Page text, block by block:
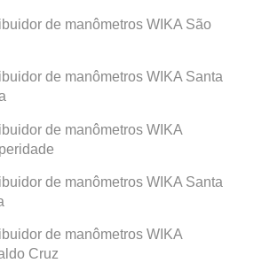
de manômetros WIKA São
de manômetros WIKA Santa
de manômetros WIKA
de manômetros WIKA Santa
de manômetros WIKA
Cruz